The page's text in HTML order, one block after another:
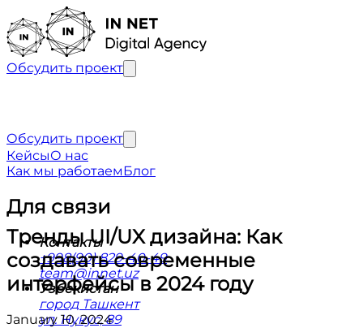
Обсудить проект
Обсудить проект
КейсыО нас
Как мы работаемБлог
Для связи
Контакты
+998(90) 829-40-49
team@innet.uz
Узбекистан
город Ташкент
ул. Нукус, 89
Тренды UI/UX дизайна: Как
создавать современные
интерфейсы в 2024 году
January 10, 2024